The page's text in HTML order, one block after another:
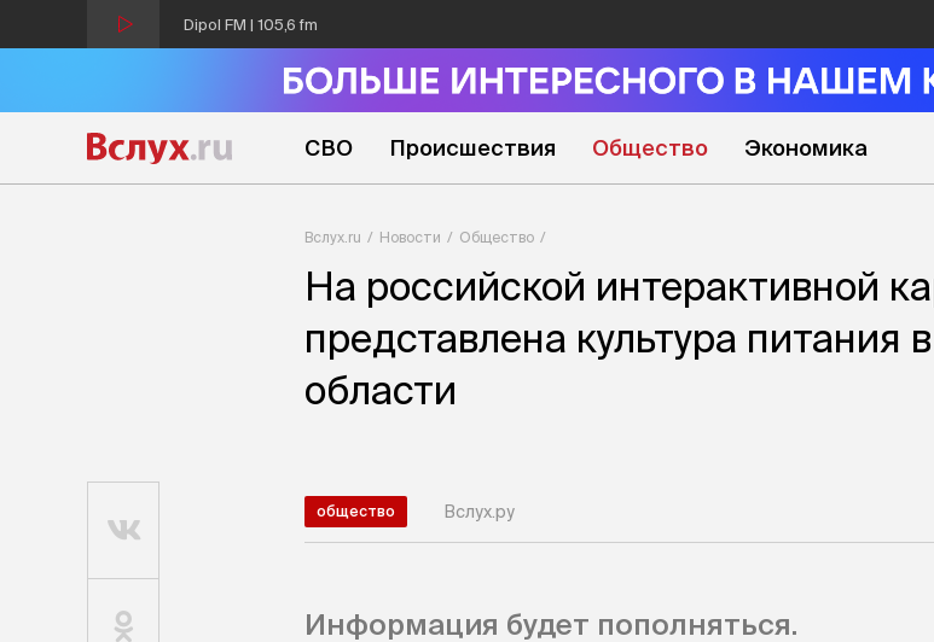
Dipol FM | 105,6 fm
СВО Происшествия Общество Экономика
Вслух.ru Новости Общество
На российской интерактивной
представлена культура питания
области
общество Вслух.ру
Информация будет пополняться.